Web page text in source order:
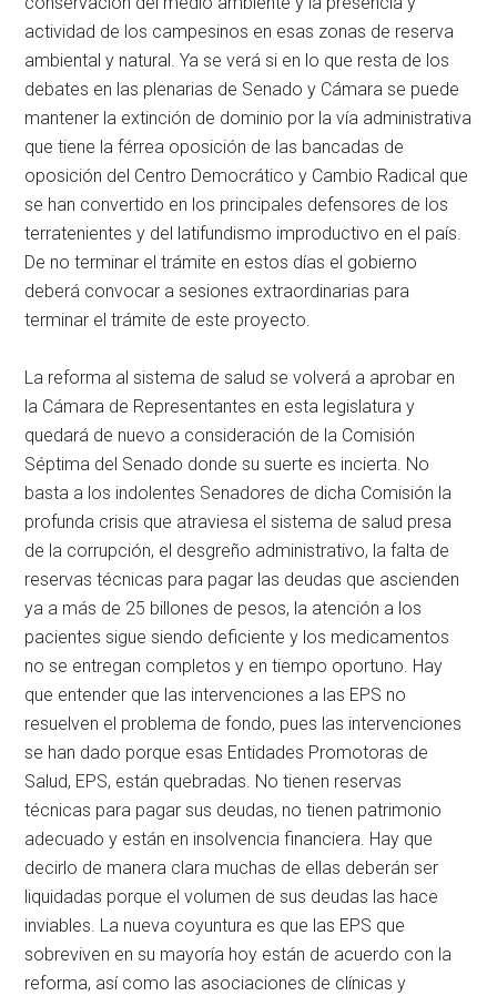
actividad de los campesinos en esas zonas de reserva
ambiental y natural. Ya se verá si en lo que resta de los
debates en las plenarias de Senado y Cámara se puede
mantener la extinción de dominio por la vía administrativa
que tiene la férrea oposición de las bancadas de
oposición del Centro Democrático y Cambio Radical que
se han convertido en los principales defensores de los
terratenientes y del latifundismo improductivo en el país.
De no terminar el trámite en estos días el gobierno
deberá convocar a sesiones extraordinarias para
terminar el trámite de este proyecto.
La reforma al sistema de salud se volverá a aprobar en
la Cámara de Representantes en esta legislatura y
quedará de nuevo a consideración de la Comisión
Séptima del Senado donde su suerte es incierta. No
basta a los indolentes Senadores de dicha Comisión la
profunda crisis que atraviesa el sistema de salud presa
de la corrupción, el desgreño administrativo, la falta de
reservas técnicas para pagar las deudas que ascienden
ya a más de 25 billones de pesos, la atención a los
pacientes sigue siendo deficiente y los medicamentos
no se entregan completos y en tiempo oportuno. Hay
que entender que las intervenciones a las EPS no
resuelven el problema de fondo, pues las intervenciones
se han dado porque esas Entidades Promotoras de
Salud, EPS, están quebradas. No tienen reservas
técnicas para pagar sus deudas, no tienen patrimonio
adecuado y están en insolvencia financiera. Hay que
decirlo de manera clara muchas de ellas deberán ser
liquidadas porque el volumen de sus deudas las hace
inviables. La nueva coyuntura es que las EPS que
sobreviven en su mayoría hoy están de acuerdo con la
reforma, así como las asociaciones de clínicas y